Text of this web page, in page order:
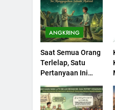
ANGKRING
Saat Semua Orang
Terlelap, Satu
Pertanyaan Ini
Sebuah Maksiat
202
203